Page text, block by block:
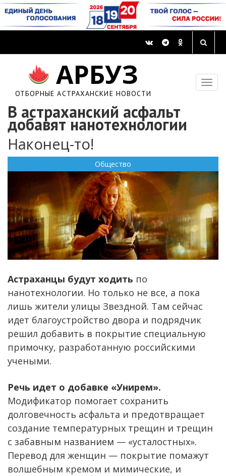
АРБУЗ
ОТБОРНЫЕ АСТРАХАНСКИЕ НОВОСТИ
В астраханский асфальт
добавят нанотехнологии
Наконец-то!
Общество
Астраханцы будут ходить по
нанотехнологии. Но только не все, а пока
лишь жители улицы Звездной. Там сейчас
идет благоустройство двора и подрядчик
решил добавить в покрытие специальную
примочку, разработанную российскими
учеными.
Речь идет о добавке «Унирем».
Модификатор помогает сохранить
долговечность асфальта и предотвращает
создание температурных трещин и трещин
с забавным названием — «усталостных».
Перевод для женщин — покрытие помажут
волшебным кремом и мимические, и